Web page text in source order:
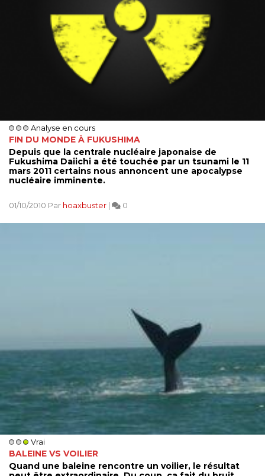
Analyse en cours
FIN DU MONDE À FUKUSHIMA
Depuis que la centrale nucléaire japonaise de
Fukushima Daiichi a été touchée par un tsunami le 11
mars 2011 certains nous annoncent une apocalypse
nucléaire imminente.
01/10/2010 Par hoaxbuster | 0
Vrai
BALEINE VS VOILIER
Quand une baleine rencontre un voilier, le résultat